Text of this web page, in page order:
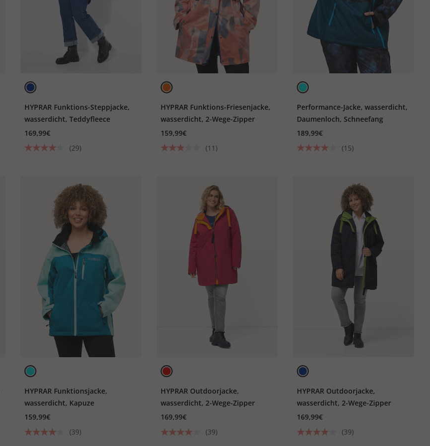
HYPRAR Funktions-Steppjacke,
wasserdicht, Teddyfleece
169,99€
(29)
HYPRAR Funktions-Friesenjacke,
wasserdicht, 2-Wege-Zipper
159,99€
(11)
Performance-Jacke, wasserdicht,
Daumenloch, Schneefang
189,99€
(15)
HYPRAR Funktionsjacke,
wasserdicht, Kapuze
159,99€
(39)
HYPRAR Outdoorjacke,
wasserdicht, 2-Wege-Zipper
169,99€
(39)
HYPRAR Outdoorjacke,
wasserdicht, 2-Wege-Zipper
169,99€
(39)